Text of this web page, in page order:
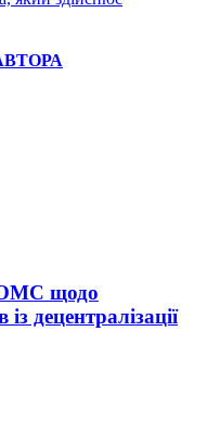
ОМС щодо
децентралізації